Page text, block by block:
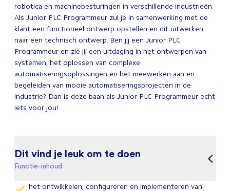
robotica en machinebesturingen in verschillende industrieën.
Als Junior PLC Programmeur zul je in samenwerking met de
klant een functioneel ontwerp opstellen en dit uitwerken
naar een technisch ontwerp. Ben jij een Junior PLC
Programmeur en zie jij een uitdaging in het ontwerpen van
systemen, het oplossen van complexe
automatiseringsoplossingen en het meewerken aan en
begeleiden van mooie automatiseringsprojecten in de
industrie? Dan is deze baan als Junior PLC Programmeur echt
iets voor jou!
Dit vind je leuk om te doen
Functie-inhoud
het ontwikkelen, configureren en implementeren van